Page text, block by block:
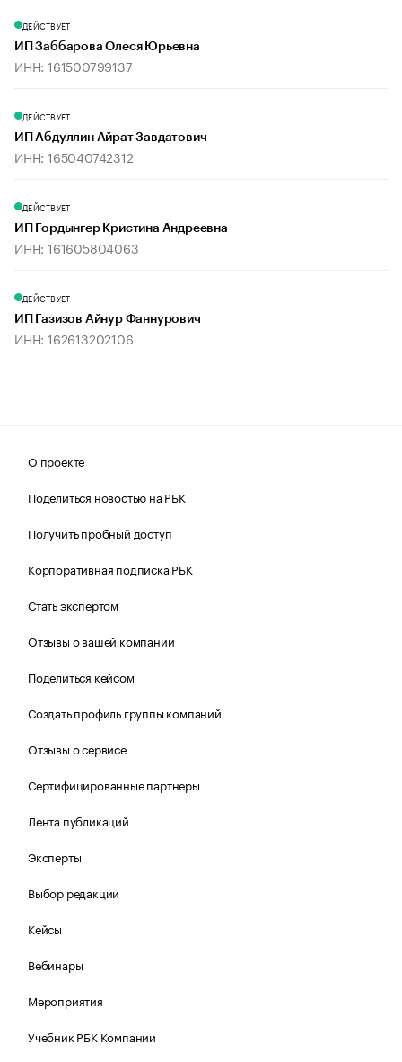
ДЕЙСТВУЕТ
ИП Заббарова Олеся Юрьевна
ИНН: 161500799137
ДЕЙСТВУЕТ
ИП Абдуллин Айрат Завдатович
ИНН: 165040742312
ДЕЙСТВУЕТ
ИП Гордынгер Кристина Андреевна
ИНН: 161605804063
ДЕЙСТВУЕТ
ИП Газизов Айнур Фаннурович
ИНН: 162613202106
О проекте
Поделиться новостью на РБК
Получить пробный доступ
Корпоративная подписка РБК
Стать экспертом
Отзывы о вашей компании
Поделиться кейсом
Создать профиль группы компаний
Отзывы о сервисе
Сертифицированные партнеры
Лента публикаций
Эксперты
Выбор редакции
Кейсы
Вебинары
Мероприятия
Учебник РБК Компании